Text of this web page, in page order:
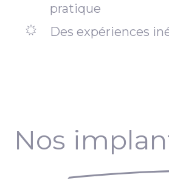
pratique
Des expériences
Nos